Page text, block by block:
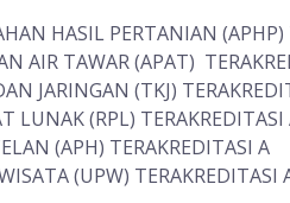
HASIL PERTANIAN (APHP)
AIR TAWAR (APAT)
JARINGAN (TKJ)
LUNAK (RPL) TERAKREDITASI
(APH) TERAKREDITASI A
(UPW) TERAKREDITASI